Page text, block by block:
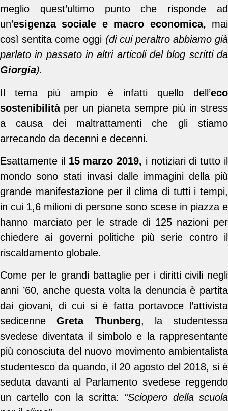
meglio quest’ultimo punto che risponde ad
un’esigenza sociale e macro economica, mai
così sentita come oggi (di cui peraltro abbiamo già
parlato in passato in altri articoli del blog scritti da
Giorgia).
Il tema più ampio è infatti quello dell’eco
sostenibilitàper un pianeta sempre più in stress
a causa dei maltrattamenti che gli stiamo
arrecando da decenni e decenni.
Esattamente il 15 marzo 2019, i notiziari di tutto il
mondo sono stati invasi dalle immagini della più
grande manifestazione per il clima di tutti i tempi,
in cui 1,6 milioni di persone sono scese in piazza e
hanno marciato per le strade di 125 nazioni per
chiedere ai governi politiche più serie contro il
riscaldamento globale.
Come per le grandi battaglie per i diritti civili negli
anni ’60, anche questa volta la denuncia è partita
dai giovani, di cui si è fatta portavoce l’attivista
sedicenneGreta Thunberg, la studentessa
svedese diventata il simbolo e la rappresentante
più conosciuta del nuovo movimento ambientalista
studentesco da quando, il 20 agosto del 2018, si è
seduta davanti al Parlamento svedese reggendo
un cartello con la scritta: “Sciopero della scuola